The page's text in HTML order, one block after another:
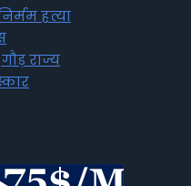
हत्या
राज्य